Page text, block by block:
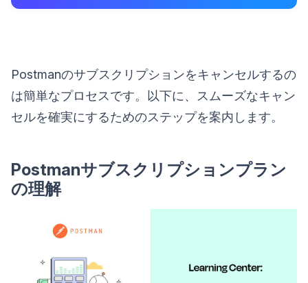
Postmanのサブスクリプションをキャンセルするの
は簡単なプロセスです。以下に、スムーズなキャン
セルを確実にするためのステップを案内します。
Postmanサブスクリプションプラン
の理解